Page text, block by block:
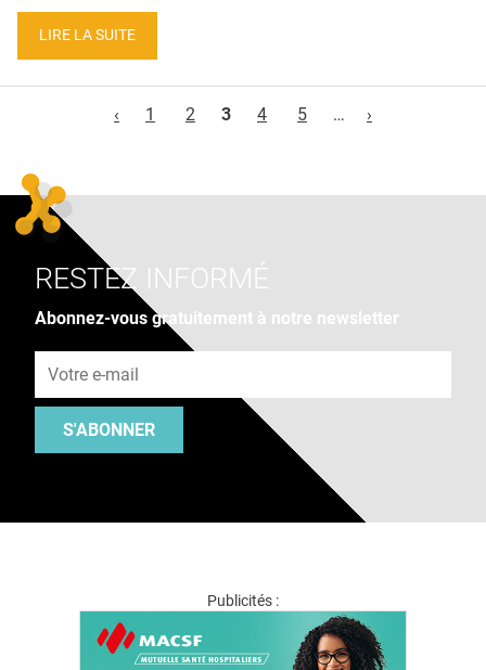
LIRE LA SUITE
‹
1 2 3 4 5 … ›
RESTEZ INFORMÉ
Abonnez-vous gratuitement à notre newsletter
S'ABONNER
Publicités :